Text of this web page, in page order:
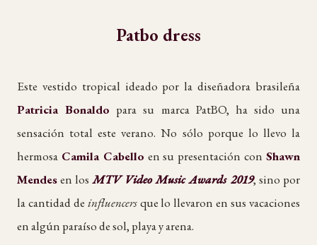
Patbo dress
Este vestido tropical ideado por la diseñadora brasileña
Patricia Bonaldo para su marca PatBO, ha sido una
sensación total este verano. No sólo porque lo llevo la
hermosa Camila Cabello en su presentación conShawn
Mendesen losMTV Video Music Awards 2019, sino por
la cantidad de influencersque lo llevaron en sus vacaciones
en algún paraíso de sol, playa y arena.